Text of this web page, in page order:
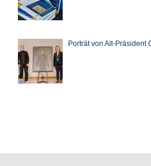
Porträt von Alt-Präsident